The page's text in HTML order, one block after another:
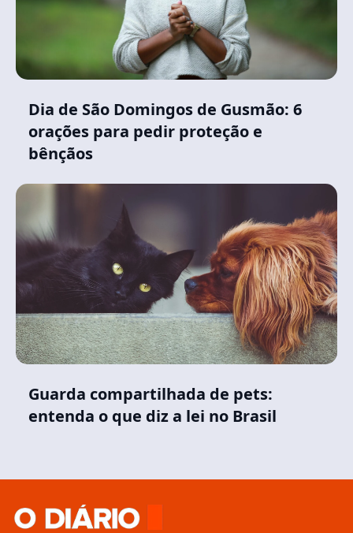
Dia de São Domingos de Gusmão: 6
orações para pedir proteção e
bênçãos
Guarda compartilhada de pets:
entenda o que diz a lei no Brasil